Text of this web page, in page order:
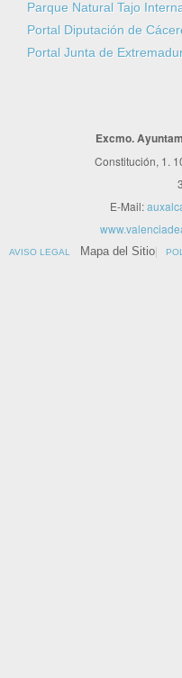
Parque Natural Tajo
Portal Diputación de
Portal Junta de
Excmo.
Constitución, 1.
E-Mail:
AVISO LEGAL Mapa del Sitio